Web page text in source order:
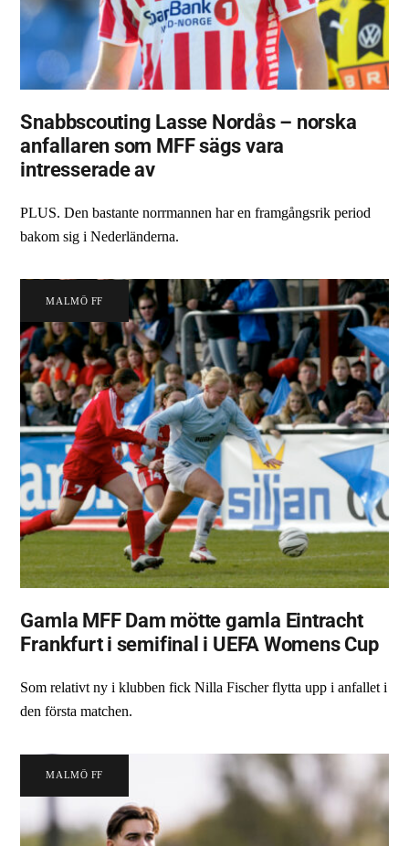
Snabbscouting Lasse Nordås – norska
anfallaren som MFF sägs vara
intresserade av
PLUS. Den bastante norrmannen har en framgångsrik period
bakom sig i Nederländerna.
MALMÖ FF
Gamla MFF Dam mötte gamla Eintracht
Frankfurt i semifinal i UEFA Womens Cup
Som relativt ny i klubben fick Nilla Fischer flytta upp i anfallet i
den första matchen.
MALMÖ FF